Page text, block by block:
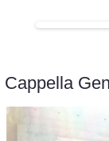
Cappella